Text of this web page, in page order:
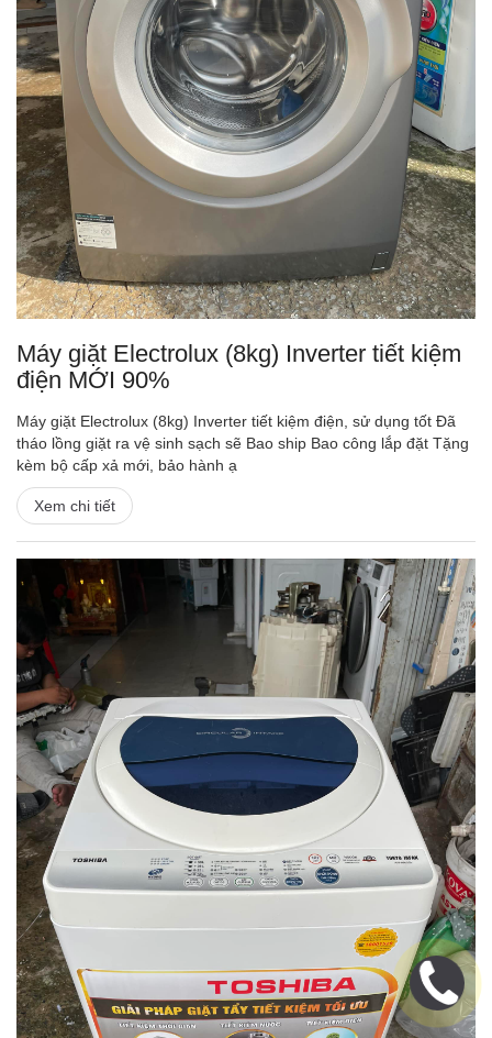
Máy giặt Electrolux (8kg) Inverter tiết kiệm
điện MỚI 90%
Máy giặt Electrolux (8kg) Inverter tiết kiệm điện, sử dụng tốt Đã
tháo lồng giặt ra vệ sinh sạch sẽ Bao ship Bao công lắp đặt Tặng
kèm bộ cấp xả mới, bảo hành ạ
Xem chi tiết